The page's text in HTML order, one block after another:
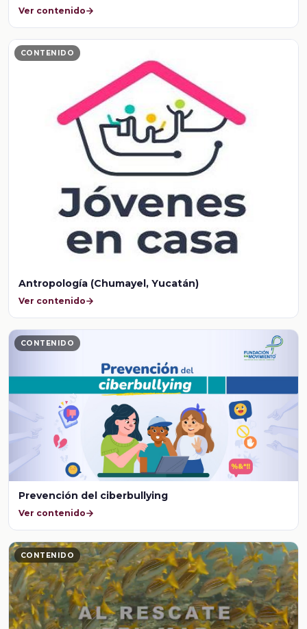
Ver contenido
CONTENIDO
Antropología (Chumayel, Yucatán)
Ver contenido
CONTENIDO
Prevención del ciberbullying
Ver contenido
CONTENIDO